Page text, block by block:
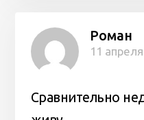
Роман
11
Сравнительно